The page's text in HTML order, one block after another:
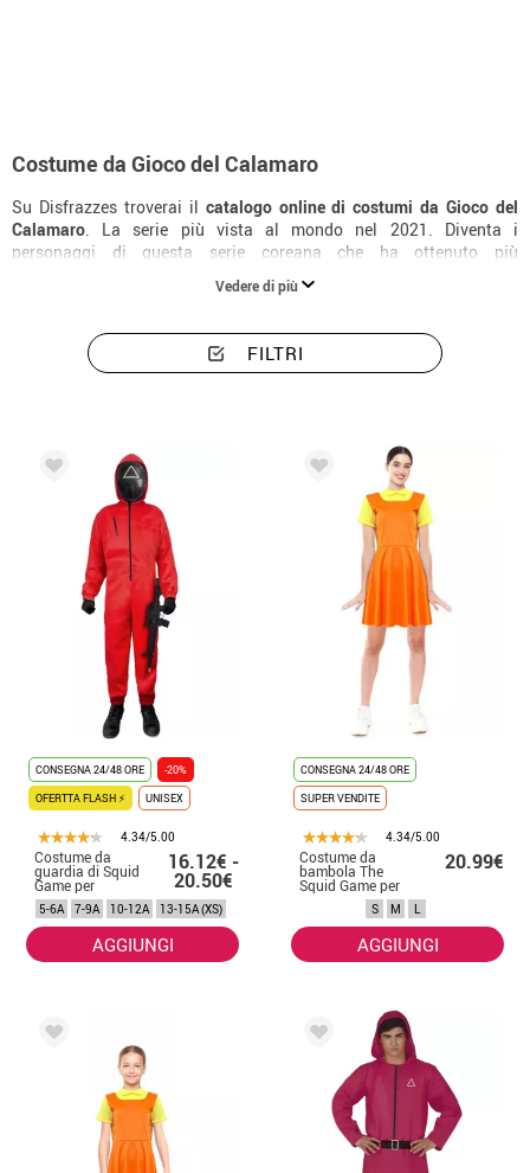
Costume da Gioco del Calamaro
Su Disfrazzes troverai il catalogo online di costumi da Gioco del
Calamaro. La serie più vista al mondo nel 2021. Diventa i
personaggi di questa serie coreana che ha ottenuto più
visualizzazioni fino ad oggi. I
costumi e le maschere da Gioco del
sono diversi. Dalle tute rosse dei lavoratori alle tute verdi
Non dimenticare i tuoi amici o la tua famiglia, questi costumi da
Gioco del Calamaro sono ottimi per andare in gruppo e anche per
del Calamaro
costumi e le maschere da Gioco del Calamarti daranno il look
completo per diventare uno dei personaggi di questa grande serie.
Vuoi essere il capo di Il Gioco del Calamaro? o Il giocatore 456?
Sicuro che ti piacerebbe anche vincere il grande premio! Sei pronto a
giocare? Puoi anche essere uno dei lavoratori: la maschera da
guardia Il Gioco del Calamaro
ti aspetta. Quale simbolo scegli? Le
maschere de Il gioco del calamaro sono nere con simboli bianchi,
proprio come nella serie. Ha piccole fessure in modo da poter avere
una buona visione e una buona ventilazione quando lo indossi. Il
costume da lavoratore di Squid Game
è un rosso super intenso e
sicuro che non passerai inosservato con questa tuta rossa. Osi far
parte del gioco?
Vedere di più
FILTRI
CONSEGNA 24/48 ORE
-20%
OFERTTA FLASH ⚡
UNISEX
4.34/5.00
Costume da
guardia di Squid
Game per
bambini
16.12€ -
20.50€
5-6A 7-9A 10-12A 13-15A (XS)
AGGIUNGI
CONSEGNA 24/48 ORE
SUPER VENDITE
4.34/5.00
Costume da
bambola The
Squid Game per
donna
20.99€
S M L
AGGIUNGI